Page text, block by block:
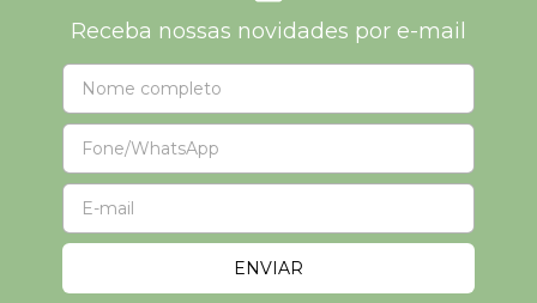
Receba nossas novidades por e-mail